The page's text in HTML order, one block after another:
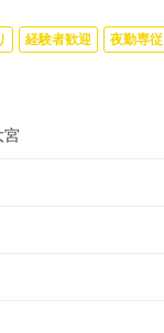
経験者歓迎 夜勤専従
宮